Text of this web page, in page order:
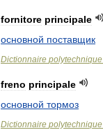
fornitore principale
основной поставщик
Dictionnaire polytechnique
freno principale
основной тормоз
Dictionnaire polytechnique